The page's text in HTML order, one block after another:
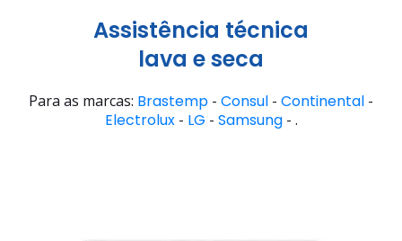
Assistência técnica
lava e seca
Para as marcas: Brastemp - Consul - Continental -
Electrolux- LG - Samsung- .